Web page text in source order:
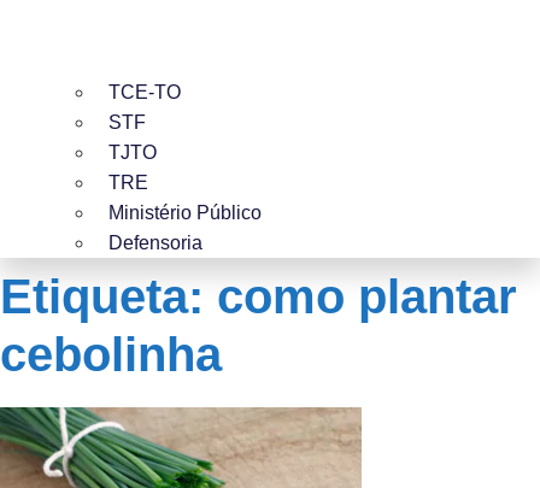
TCE-TO
STF
TJTO
TRE
Ministério Público
Defensoria
Etiqueta: como plantar
cebolinha